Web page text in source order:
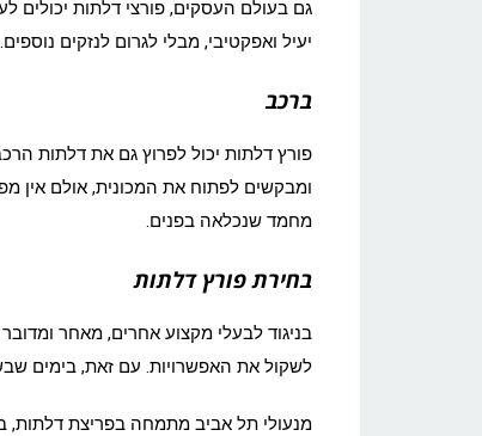
גם בעולם העסקים, פורצי דלתות יכולים
יעיל ואפקטיבי, מבלי לגרום לנזקים
ברכב
פורץ דלתות יכול לפרוץ גם את דלתות
ומבקשים לפתוח את המכונית, אולם אין
מחמד שנכלאה בפנים.
בחירת פורץ דלתות
בניגוד לבעלי מקצוע אחרים, מאחר
לשקול את האפשרויות. עם זאת, בימים
מנעולי תל אביב מתמחה בפריצת דלתות,